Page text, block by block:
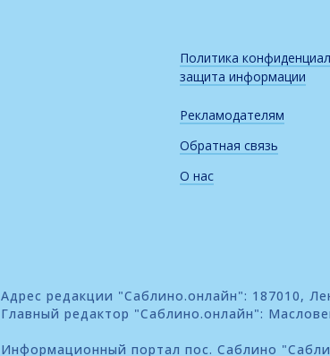
Политика
защита информации
Рекламодателям
Обратная связь
О нас
Адрес редакции "Саблино.онлайн": 187010,
Главный редактор "Саблино.онлайн":
Информационный портал пос. Саблино